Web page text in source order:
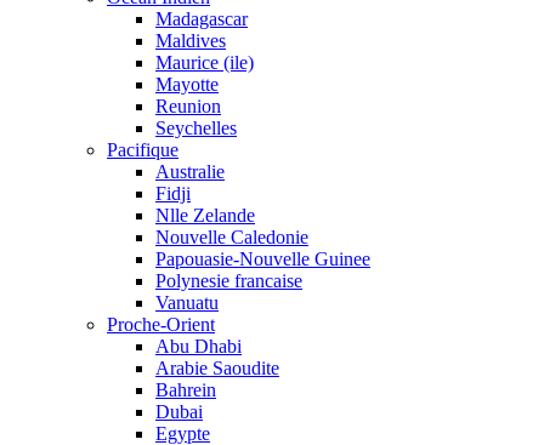
Madagascar
Maldives
Maurice (ile)
Mayotte
Reunion
Seychelles
Pacifique
Australie
Fidji
Nlle Zelande
Nouvelle Caledonie
Papouasie-Nouvelle Guinee
Polynesie francaise
Vanuatu
Proche-Orient
Abu Dhabi
Arabie Saoudite
Bahrein
Dubai
Egypte